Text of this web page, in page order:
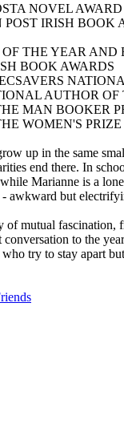
NOVEL AWARD
IRISH BOOK
THE YEAR AND
BOOK AWARDS
AUTHOR OF
MAN BOOKER
WOMEN'S
up in the same
end there. In
Marianne is a
- awkward but
of mutual fascination,
to the
try to stay apart